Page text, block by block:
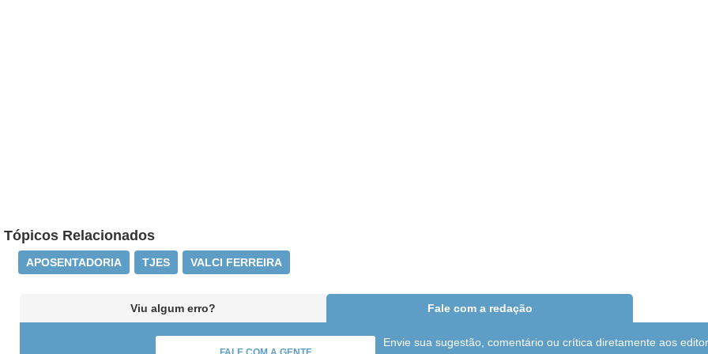
Tópicos Relacionados
APOSENTADORIA TJES VALCI FERREIRA
Viu algum erro? Fale com a redação
Envie sua sugestão, comentário ou crítica diretamente aos